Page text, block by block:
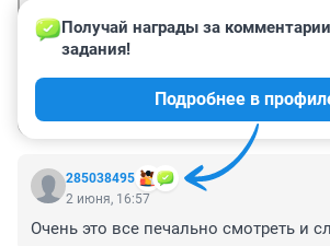
285038495
Получай награды за
задания!
Подробнее в
2 июня, 16:57
Очень это все печально смотреть и